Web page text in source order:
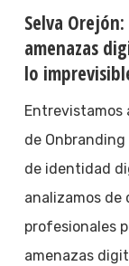
Selva
amenazas
lo
Entrevistamos
de
de identidad
analizamos de
profesionales
amenazas